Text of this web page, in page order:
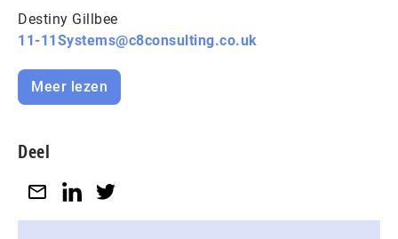
Destiny Gillbee
11-11Systems@c8consulting.co.uk
Meer lezen
Deel